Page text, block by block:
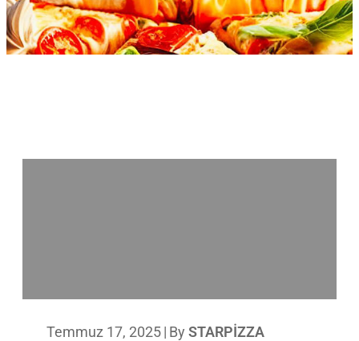
Temmuz 17, 2025| By STARPIZZA